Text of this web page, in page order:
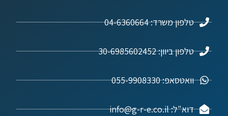
טלפון משרד: 04-6360664
טלפון ביוון: 30-6985602452
וואטסאפ: 055-9908330
דוא"ל: info@g-r-e.co.il